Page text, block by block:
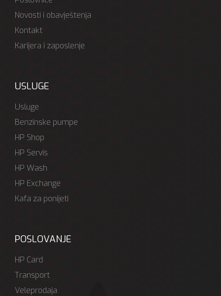
Novosti i obavještenja
Kontakt
Karijera i zaposlenje
USLUGE
Usluge
Benzinske pumpe
HP Shop
HP Servis
HP Wash
HP Exchange
Kafa za ponijeti
POSLOVANJE
HP Card
Transport
Veleprodaja